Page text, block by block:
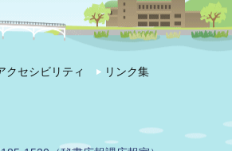
クセシビリティ リンク集